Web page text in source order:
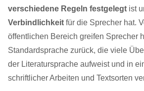
verschiedene Regeln festgelegt ist
Verbindlichkeit für die Sprecher hat.
öffentlichen Bereich greifen Sprecher
Standardsprache zurück, die viele
der Literatursprache aufweist und in
schriftlicher Arbeiten und Textsorten